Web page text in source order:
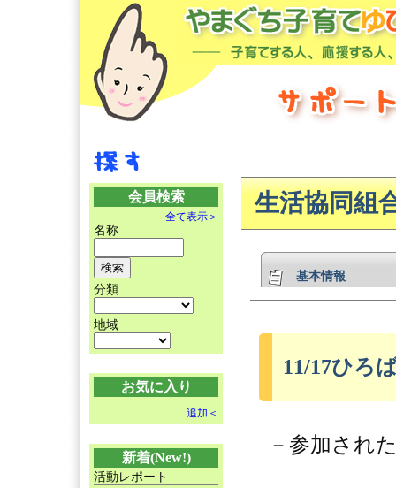
会員検索
全て表示＞
名称
分類
地域
お気に入り
追加＜
新着(New!)
活動レポート
生活協同組
基本情報
11/17ひろ
－参加され